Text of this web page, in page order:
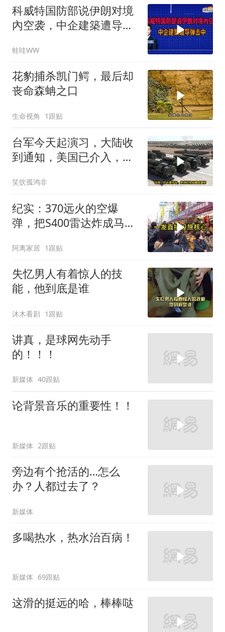
科威特国防部说伊朗对境
內空袭，中企建築遭导弹
延廷｜辣晚报20260806
蛙哇WW
花豹捕杀凯门鳄，最后却
丧命森蚺之口
生命视角 1跟贴
台军今天起演习，大陆收
到通知，美国已介入，日
笑饮孤鸿非
纪实：370远火的空爆
弹，把S400雷达炸成马蜂
了
阿离家居 1跟贴
失忆男人有着惊人的技
能，他到底是谁
沐木看剧 1跟贴
讲真，是球网先动手
的！！！
新媒体 40跟贴
论背景音乐的重要性！！
新媒体 2跟贴
旁边有个抢活的…怎么
办？人都过去了？
新媒体
多喝热水，热水治百病！
新媒体 69跟贴
这滑的挺远的哈，棒棒哒